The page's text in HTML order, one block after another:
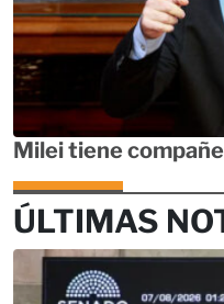
Milei tiene
ÚLTIMAS